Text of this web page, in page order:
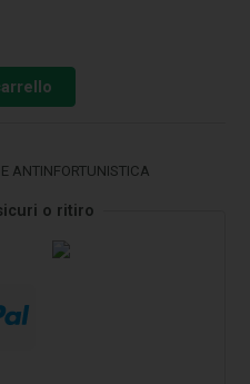
ANTINFORTUNISTICA
o ritiro